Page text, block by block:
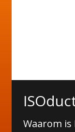
Waarom is